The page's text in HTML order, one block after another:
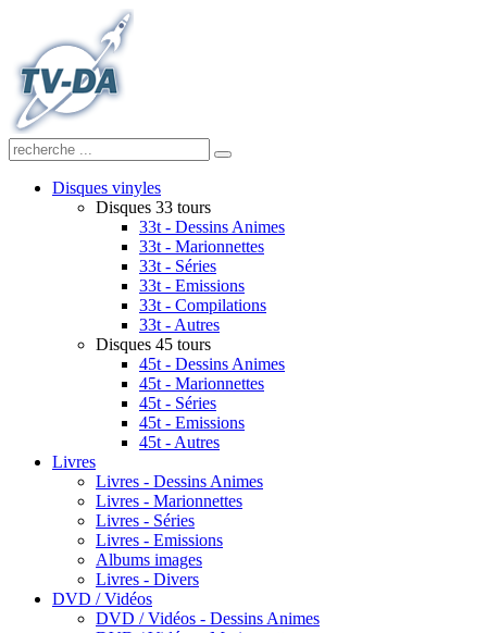
Disques vinyles
Disques 33 tours
33t - Dessins Animes
33t - Marionnettes
33t - Séries
33t - Emissions
33t - Compilations
33t - Autres
Disques 45 tours
45t - Dessins Animes
45t - Marionnettes
45t - Séries
45t - Emissions
45t - Autres
Livres
Livres - Dessins Animes
Livres - Marionnettes
Livres - Séries
Livres - Emissions
Albums images
Livres - Divers
DVD / Vidéos
DVD / Vidéos - Dessins Animes